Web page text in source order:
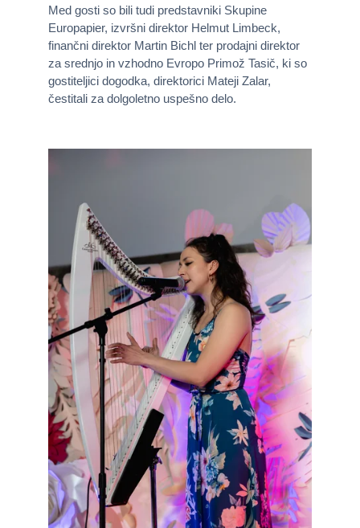
Med gosti so bili tudi predstavniki Skupine
Europapier, izvršni direktor Helmut Limbeck,
finančni direktor Martin Bichl ter prodajni direktor
za srednjo in vzhodno Evropo Primož Tasič, ki so
gostiteljici dogodka, direktorici Mateji Zalar,
čestitali za dolgoletno uspešno delo.